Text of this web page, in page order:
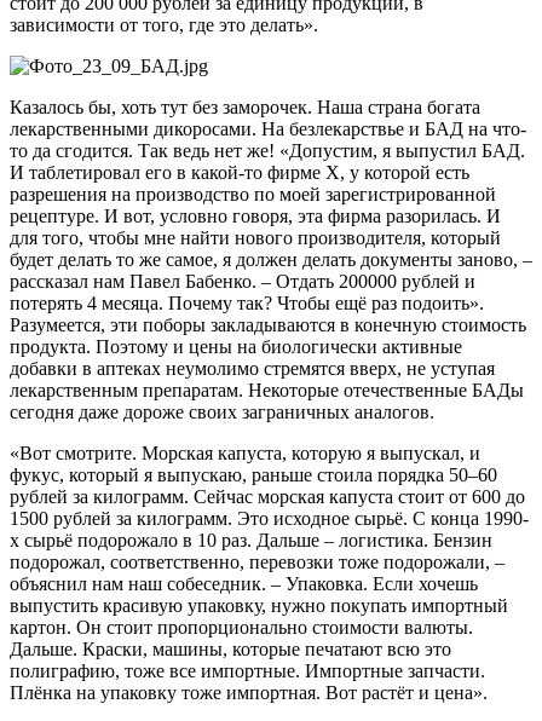
зависимости от того, где это делать».
Казалось бы, хоть тут без заморочек. Наша страна богата
лекарственными дикоросами. На безлекарствье и БАД на что-
то да сгодится. Так ведь нет же! «Допустим, я выпустил БАД.
И таблетировал его в какой-то фирме Х, у которой есть
разрешения на производство по моей зарегистрированной
рецептуре. И вот, условно говоря, эта фирма разорилась. И
для того, чтобы мне найти нового производителя, который
будет делать то же самое, я должен делать документы заново, –
рассказал нам Павел Бабенко. – Отдать 200000 рублей и
потерять 4 месяца. Почему так? Чтобы ещё раз подоить».
Разумеется, эти поборы закладываются в конечную стоимость
продукта. Поэтому и цены на биологически активные
добавки в аптеках неумолимо стремятся вверх, не уступая
лекарственным препаратам. Некоторые отечественные БАДы
сегодня даже дороже своих заграничных аналогов.
«Вот смотрите. Морская капуста, которую я выпускал, и
фукус, который я выпускаю, раньше стоила порядка 50–60
рублей за килограмм. Сейчас морская капуста стоит от 600 до
1500 рублей за килограмм. Это исходное сырьё. С конца 1990-
х сырьё подорожало в 10 раз. Дальше – логистика. Бензин
подорожал, соответственно, перевозки тоже подорожали, –
объяснил нам наш собеседник. – Упаковка. Если хочешь
выпустить красивую упаковку, нужно покупать импортный
картон. Он стоит пропорционально стоимости валюты.
Дальше. Краски, машины, которые печатают всю это
полиграфию, тоже все импортные. Импортные запчасти.
Плёнка на упаковку тоже импортная. Вот растёт и цена».